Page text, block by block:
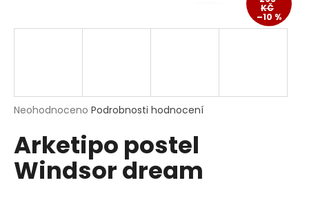
Průměrné
produktu
je
0,0
z
Neohodnoceno Podrobnosti hodnocení
Arketipo postel
Windsor dream
KČ
–10 %
j
HLEDAT